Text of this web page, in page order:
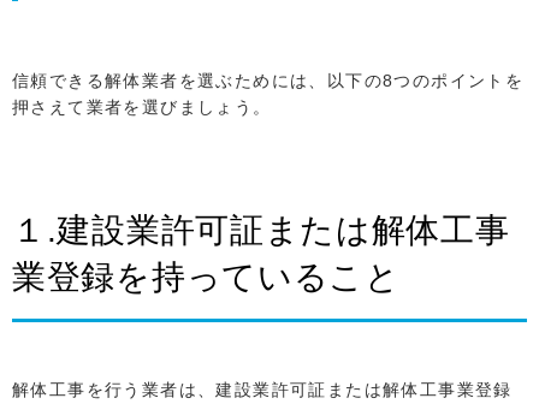
信頼できる解体業者を選ぶためには、以下の8つのポイントを
押さえて業者を選びましょう。
１.建設業許可証または解体工事
業登録を持っていること
解体工事を行う業者は、建設業許可証または解体工事業登録